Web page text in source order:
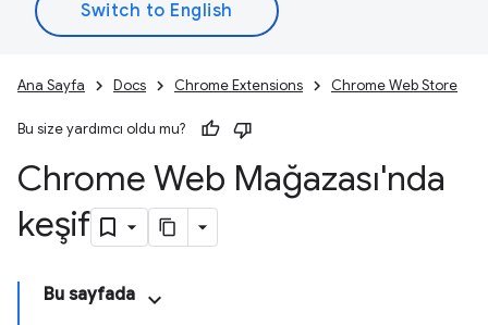
Ana Sayfa Docs Chrome Extensions Chrome Web Store
Bu size yardımcı oldu mu?
Chrome Web Mağazası'nda
keşif
Bu sayfada